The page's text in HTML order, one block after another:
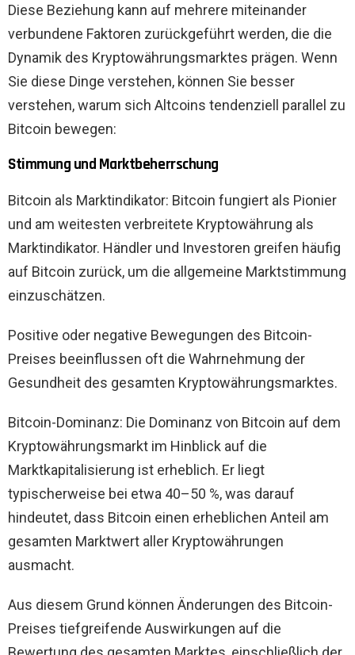
Diese Beziehung kann auf mehrere miteinander
verbundene Faktoren zurückgeführt werden, die die
Dynamik des Kryptowährungsmarktes prägen. Wenn
Sie diese Dinge verstehen, können Sie besser
verstehen, warum sich Altcoins tendenziell parallel zu
Bitcoin bewegen:
Stimmung und Marktbeherrschung
Bitcoin als Marktindikator: Bitcoin fungiert als Pionier
und am weitesten verbreitete Kryptowährung als
Marktindikator. Händler und Investoren greifen häufig
auf Bitcoin zurück, um die allgemeine Marktstimmung
einzuschätzen.
Positive oder negative Bewegungen des Bitcoin-
Preises beeinflussen oft die Wahrnehmung der
Gesundheit des gesamten Kryptowährungsmarktes.
Bitcoin-Dominanz: Die Dominanz von Bitcoin auf dem
Kryptowährungsmarkt im Hinblick auf die
Marktkapitalisierung ist erheblich. Er liegt
typischerweise bei etwa 40–50 %, was darauf
hindeutet, dass Bitcoin einen erheblichen Anteil am
gesamten Marktwert aller Kryptowährungen
ausmacht.
Aus diesem Grund können Änderungen des Bitcoin-
Preises tiefgreifende Auswirkungen auf die